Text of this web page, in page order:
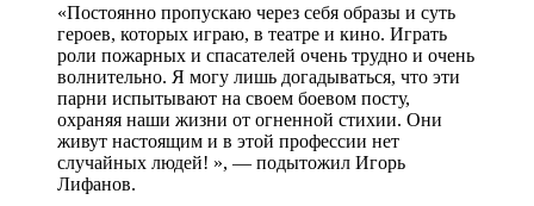
«Постоянно пропускаю через себя образы и суть
героев, которых играю, в театре и кино. Играть
роли пожарных и спасателей очень трудно и очень
волнительно. Я могу лишь догадываться, что эти
парни испытывают на своем боевом посту,
охраняя наши жизни от огненной стихии. Они
живут настоящим и в этой профессии нет
случайных людей! », — подытожил Игорь
Лифанов.